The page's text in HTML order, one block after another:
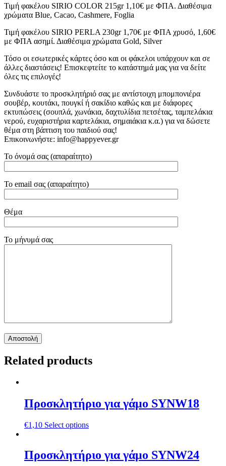
Τιμή φακέλου SIRIO COLOR 215gr 1,10€ με ΦΠΑ. Διαθέσιμα
χρώματα Blue, Cacao, Cashmere, Foglia
Τιμή φακέλου SIRIO PERLA 230gr 1,70€ με ΦΠΑ χρυσό, 1,60€
με ΦΠΑ ασημί. Διαθέσιμα χρώματα Gold, Silver
Τόσο οι εσωτερικές κάρτες όσο και οι φάκελοι υπάρχουν και σε
άλλες διαστάσεις! Επισκεφτείτε το κατάστημά μας για να δείτε
όλες τις επιλογές!
Συνδυάστε το προσκλητήριό σας με αντίστοιχη μπομπονιέρα
σουβέρ, κουτάκι, πουγκί ή σακίδιο καθώς και με διάφορες
εκτυπώσεις (σουπλά, χωνάκια, δαχτυλίδια πετσέτας, ταμπελάκια
νερού, ευχαριστήρια καρτελάκια, σημαιάκια κ.α.) για να δώσετε
θέμα στη βάπτιση του παιδιού σας!
Επικοινωνήστε: info@happyever.gr
Το όνομά σας (απαραίτητο)
Το email σας (απαραίτητο)
Θέμα
Το μήνυμά σας
Related products
Προσκλητήριο για γάμο SYNW18
€1,10 Select options
Προσκλητήριο για γάμο SYNW24